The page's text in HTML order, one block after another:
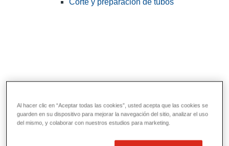
Corte y preparación de tubos
Herramientas de servicios públicos y de
Al hacer clic en “Aceptar todas las cookies”, usted acepta que las cookies se
guarden en su dispositivo para mejorar la navegación del sitio, analizar el uso
del mismo, y colaborar con nuestros estudios para marketing.